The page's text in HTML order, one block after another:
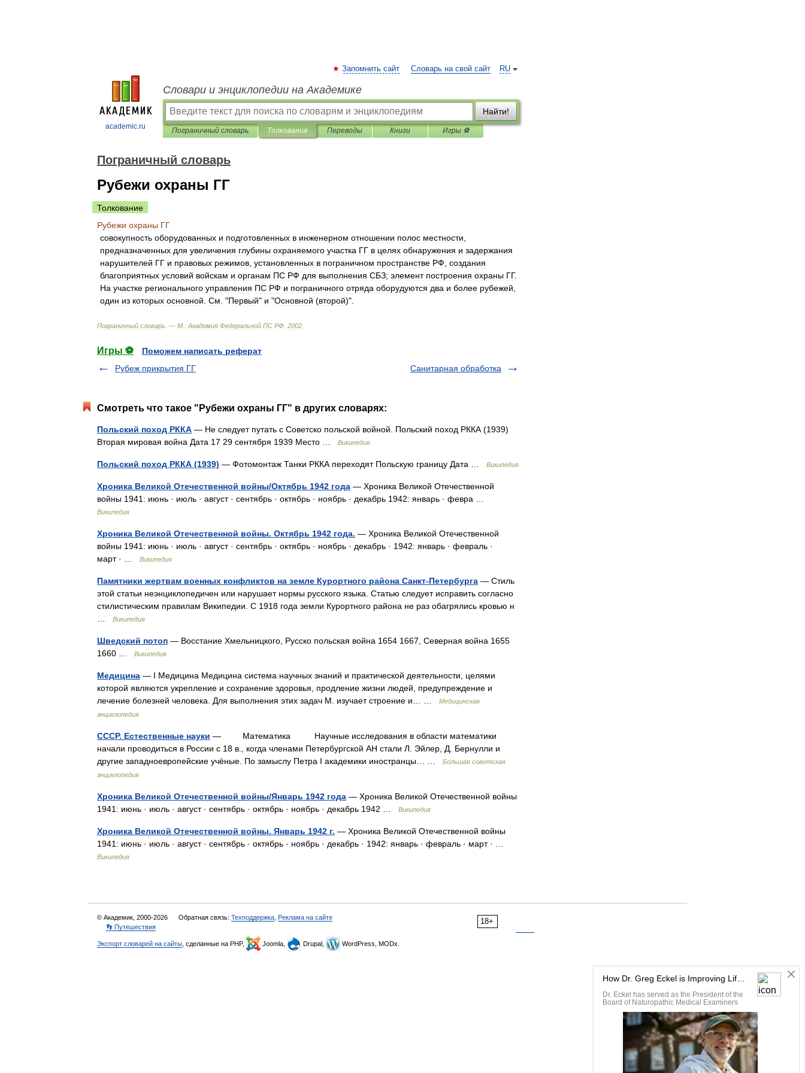
academic.ru
RU
Запомнить сайт Словарь на свой сайт
Словари и энциклопедии на Академике
Найти!
Пограничный словарь Толкования Переводы Книги Игры ⚽
Пограничный словарь
Рубежи охраны ГГ
Толкование
Рубежи охраны ГГ
совокупность оборудованных и подготовленных в инженерном отношении полос местности
предназначенных для увеличения глубины охраняемого участка ГГ в целях обнаружения и задержания
нарушителей ГГ и правовых режимов установленных в пограничном пространстве РФ создания
благоприятных условий войскам и органам ПС РФ для выполнения СБЗ; элемент построения охраны ГГ.
На участке регионального управления ПС РФ и пограничного отряда оборудуются два и более рубежей
один из которых основной См . "Первый" и "Основной (второй)".
Пограничный словарь . — М : Академия Федеральной ПС РФ 2002
Игры ⚽
Поможем написать реферат
Рубеж прикрытия ГГ
Санитарная обработка
Смотреть что такое "Рубежи охраны ГГ" в других словарях:
Польский поход РККА — Не следует путать с Советско польской войной. Польский поход РККА (1939)
Вторая мировая война Дата 17 29 сентября 1939 Место …
Википедия
Польский поход РККА (1939) — Фотомонтаж Танки РККА переходят Польскую границу Дата … Википедия
Хроника Великой Отечественной войны/Октябрь 1942 года — Хроника Великой Отечественной
войны 1941: июнь · июль · август · сентябрь · октябрь · ноябрь · декабрь 1942: январь · февра …
Википедия
Хроника Великой Отечественной войны. Октябрь 1942 года. — Хроника Великой Отечественной
войны 1941: июнь · июль · август · сентябрь · октябрь · ноябрь · декабрь · 1942: январь · февраль ·
март · …
Википедия
Памятники жертвам военных конфликтов на земле Курортного района Санкт-Петербурга — Стиль
этой статьи неэнциклопедичен или нарушает нормы русского языка. Статью следует исправить согласно
стилистическим правилам Википедии. С 1918 года земли Курортного района не раз обагрялись кровью н
Википедия
Шведский потоп — Восстание Хмельницкого, Русско польская война 1654 1667, Северная война 1655
1660 …
Википедия
Медицина — I Медицина Медицина система научных знаний и практической деятельности, целями
которой являются укрепление и сохранение здоровья, продление жизни людей, предупреждение и
лечение болезней человека. Для выполнения этих задач М. изучает строение и… …
Медицинская
энциклопедия
СССР. Естественные науки — Математика Научные исследования в области математики
начали проводиться в России с 18 в., когда членами Петербургской АН стали Л. Эйлер, Д. Бернулли и
другие западноевропейские учёные. По замыслу Петра I академики иностранцы… …
Большая советская
энциклопедия
Хроника Великой Отечественной войны/Январь 1942 года — Хроника Великой Отечественной войны
1941: июнь · июль · август · сентябрь · октябрь · ноябрь · декабрь 1942 …
Википедия
Хроника Великой Отечественной войны. Январь 1942 г. — Хроника Великой Отечественной войны
1941: июнь · июль · август · сентябрь · октябрь · ноябрь · декабрь · 1942: январь · февраль · март · …
Википедия
18+
© Академик, 2000-2026 Обратная связь: Техподдержка Реклама на сайте
👣 Путешествия
Экспорт словарей на сайты , сделанные на PHP, Joomla, Drupal, WordPress, MODx.